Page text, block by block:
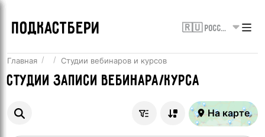
ПОДКАСТБЕРИ 🇷🇺 Россия
Главная Студии вебинаров и курсов
Студии записи вебинара/курса
На карте